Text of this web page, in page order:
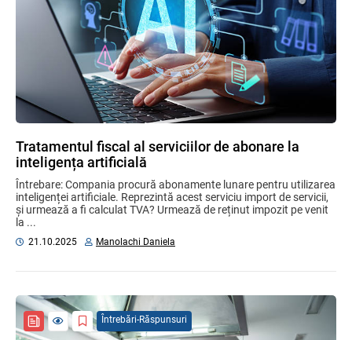
Tratamentul fiscal al serviciilor de abonare la
inteligența artificială
Întrebare: Compania procură abonamente lunare pentru utilizarea
inteligenței artificiale. Reprezintă acest serviciu import de servicii,
și urmează a fi calculat TVA? Urmează de reținut impozit pe venit
la ...
21.10.2025 Manolachi Daniela
Întrebări-Răspunsuri